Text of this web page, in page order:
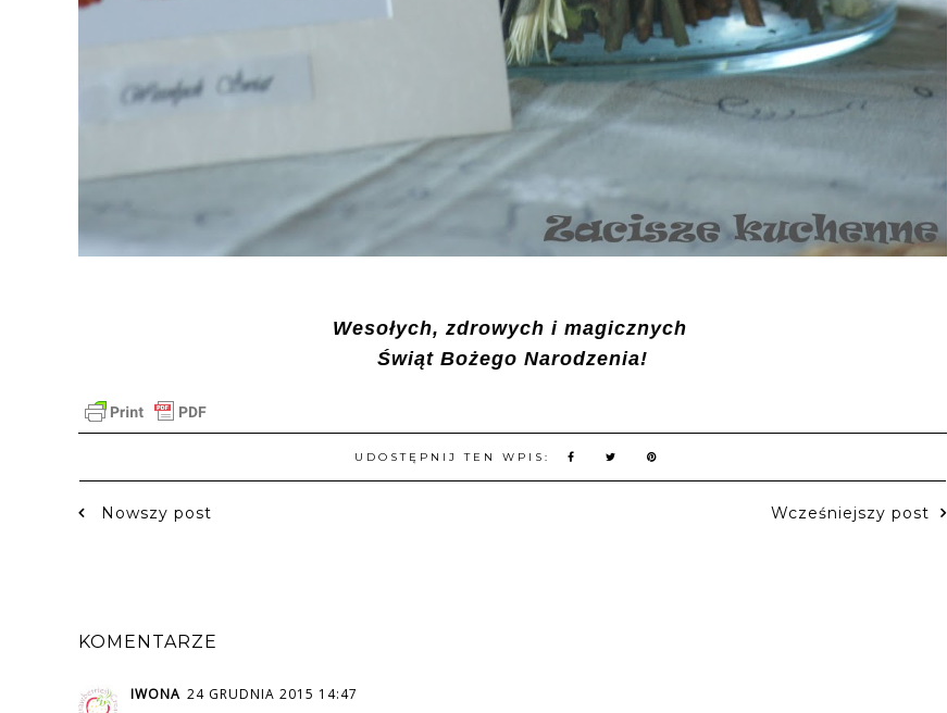
Wesołych, zdrowych i magicznych
Świąt Bożego Narodzenia!
UDOSTĘPNIJ TEN WPIS:
Nowszy post Wcześniejszy post
KOMENTARZE
IWONA 24 GRUDNIA 2015 14:47